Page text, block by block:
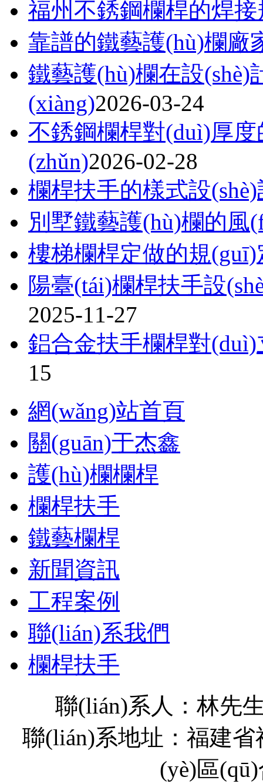
福州不銹鋼欄桿的焊
靠譜的鐵藝護(hù)欄廠
鐵藝護(hù)欄在設
(xiàng)2026-03-24
不銹鋼欄桿對(duì)厚
(zhǔn)2026-02-28
欄桿扶手的樣式設
別墅鐵藝護(hù)欄的風
樓梯欄桿定做的規(guī)
陽臺(tái)欄桿扶手設
2025-11-27
鋁合金扶手欄桿對
15
網(wǎng)站首頁
關(guān)于杰鑫
護(hù)欄欄桿
欄桿扶手
鐵藝欄桿
新聞資訊
工程案例
聯(lián)系我們
欄桿扶手
聯(lián)系人：林先
聯(lián)系地址：福建
(yè)區